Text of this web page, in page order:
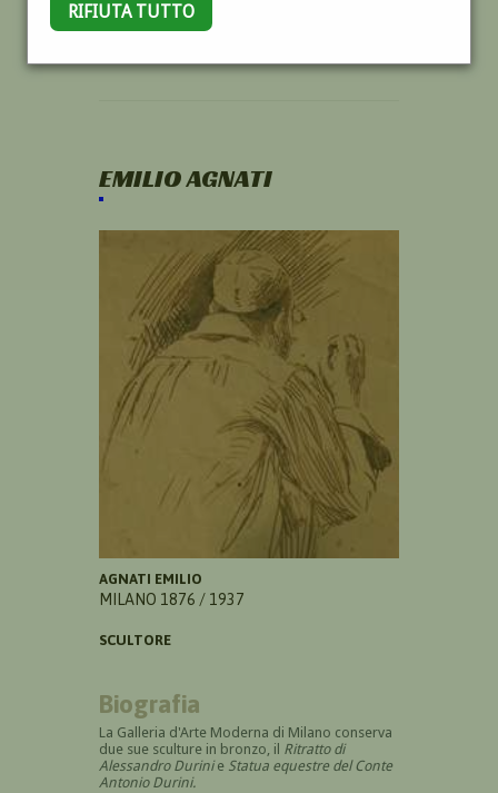
RIFIUTA TUTTO
EMILIO AGNATI
AGNATI EMILIO
MILANO 1876 / 1937
SCULTORE
Biografia
La Galleria d'Arte Moderna di Milano conserva
due sue sculture in bronzo, il Ritratto di
Alessandro Durinie Statua equestre del Conte
Antonio Durini.